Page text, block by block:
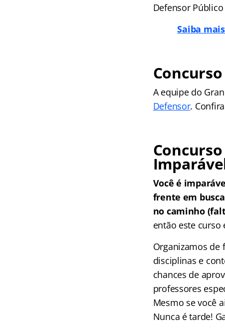
Defensor
Saiba
A equipe do
Defensor.
Você é
frente em
no caminho
então este curso
Organizamos
disciplinas e
chances de
professores
Mesmo se você
Nunca é tarde!